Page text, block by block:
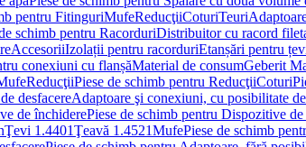
pentru FitinguriMufeReducţiiCoturiTeuri
schimb pentru RacorduriDistribuitor cu racord
AccesoriiIzolații pentru racorduriEtanșări pentru
conexiuni cu flanșăMaterial de consumGeberit
ReducţiiPiese de schimb pentru ReducţiiCoturi
desfacereAdaptoare şi conexiuni, cu posibilitate
de închiderePiese de schimb pentru Dispozitive
Ţevi 1.4401Ţeavă 1.4521MufePiese de schimb